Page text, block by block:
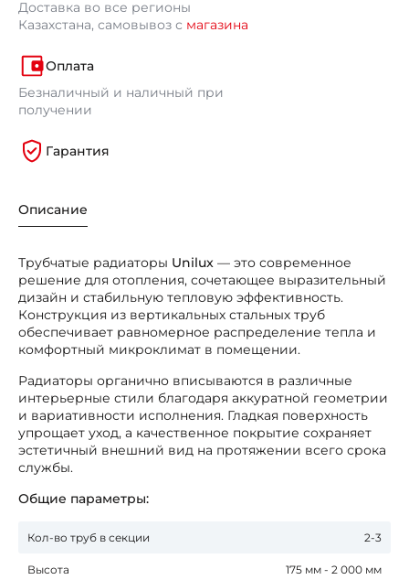
Доставка во все регионы
Казахстана, самовывоз с магазина
Оплата
Безналичный и наличный при
получении
Гарантия
Описание
Трубчатые радиаторы Unilux — это современное
решение для отопления, сочетающее выразительный
дизайн и стабильную тепловую эффективность.
Конструкция из вертикальных стальных труб
обеспечивает равномерное распределение тепла и
комфортный микроклимат в помещении.
Радиаторы органично вписываются в различные
интерьерные стили благодаря аккуратной геометрии
и вариативности исполнения. Гладкая поверхность
упрощает уход, а качественное покрытие сохраняет
эстетичный внешний вид на протяжении всего срока
службы.
Общие параметры:
Кол-во труб в секции 2-3
Высота 175 мм - 2 000 мм